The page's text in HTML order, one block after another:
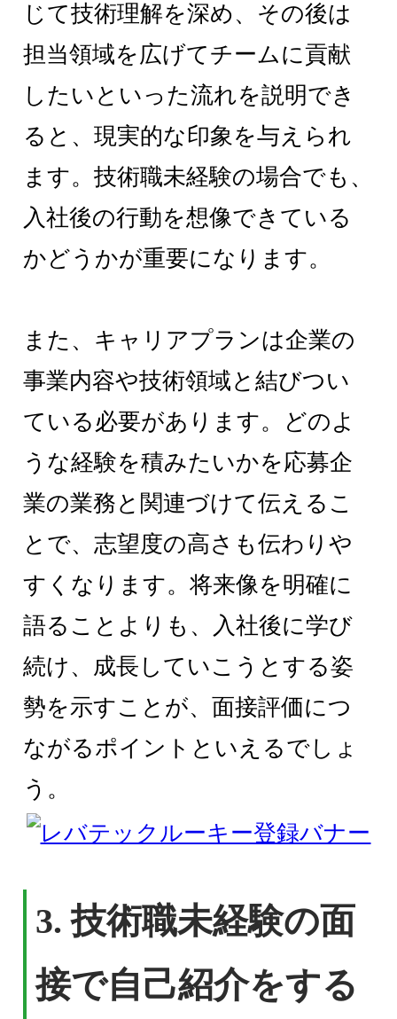
じて技術理解を深め、その後は
担当領域を広げてチームに貢献
したいといった流れを説明でき
ると、現実的な印象を与えられ
ます。技術職未経験の場合でも、
入社後の行動を想像できている
かどうかが重要になります。
また、キャリアプランは企業の
事業内容や技術領域と結びつい
ている必要があります。どのよ
うな経験を積みたいかを応募企
業の業務と関連づけて伝えるこ
とで、志望度の高さも伝わりや
すくなります。将来像を明確に
語ることよりも、入社後に学び
続け、成長していこうとする姿
勢を示すことが、面接評価につ
ながるポイントといえるでしょ
う。
3. 技術職未経験の面
接で自己紹介をする